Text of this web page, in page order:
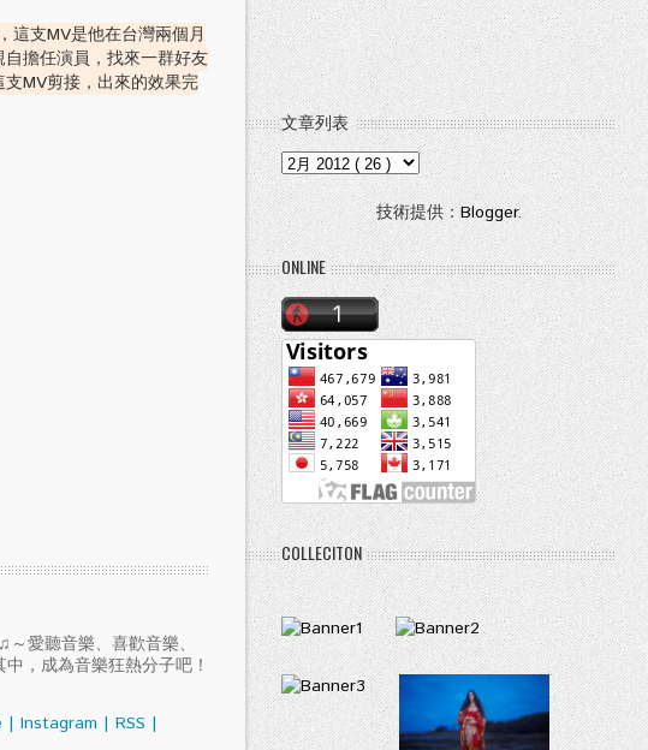
這支MV是他在台灣兩個月
擔任演員，找來一群好友
MV剪接，出來的效果完
愛聽音樂、喜歡音樂、
，成為音樂狂熱分子吧！
| Instagram | RSS |
文章列表
技術提供：Blogger.
ONLINE
COLLECITON